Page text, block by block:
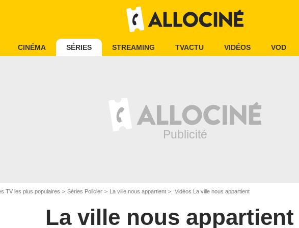
CINÉMA SÉRIES STREAMING TVACTU VIDÉOS VOD
TV les plus populaires Séries Policier La ville nous appartient Vidéos La ville nous appartient
La ville nous appartient